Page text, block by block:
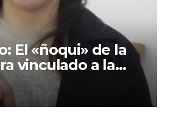
El «ñoqui» de la
vinculado a la
no quiere